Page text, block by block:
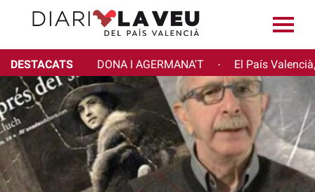
DESTACATS DONA I AGERMANA'T · El País